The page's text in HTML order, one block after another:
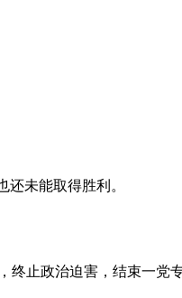
未能取得胜利。
止政治迫害，结束一党